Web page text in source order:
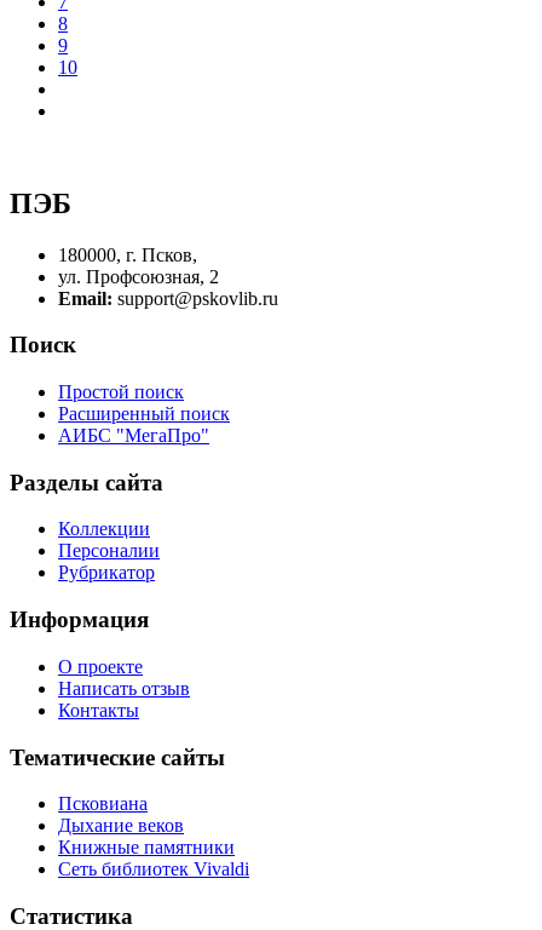
8
9
10
ПЭБ
180000, г. Псков,
ул. Профсоюзная, 2
Email: support@pskovlib.ru
Поиск
Простой поиск
Расширенный поиск
АИБС "МегаПро"
Разделы сайта
Коллекции
Персоналии
Рубрикатор
Информация
О проекте
Написать отзыв
Контакты
Тематические сайты
Псковиана
Дыхание веков
Книжные памятники
Сеть библиотек Vivaldi
Статистика